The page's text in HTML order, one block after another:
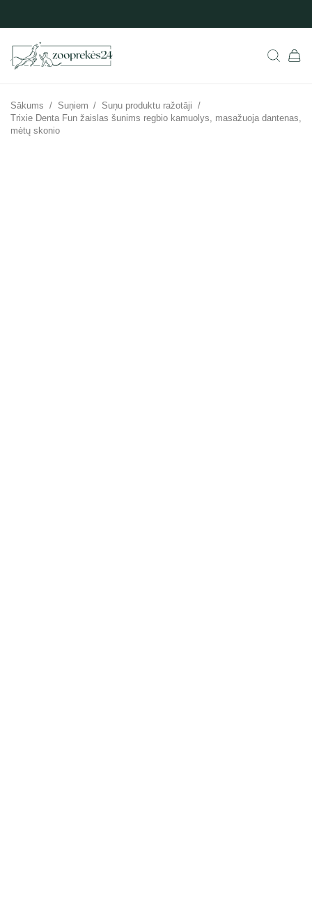
Sākums / Suņiem / Suņu produktu ražotāji /
Trixie Denta Fun žaislas šunims regbio kamuolys, masažuoja dantenas,
mėtų skonio